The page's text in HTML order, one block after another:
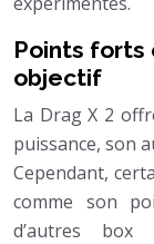
Points forts
objectif
La Drag X 2
puissance, son
Cependant,
comme son
d’autres box